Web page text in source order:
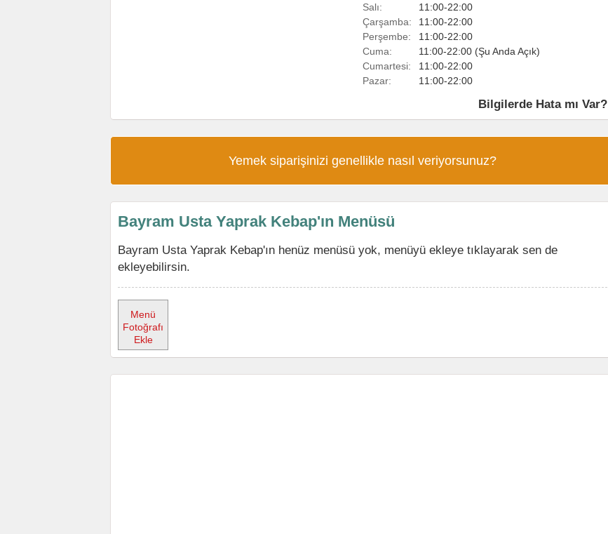
Salı:
11:00-22:00
Çarşamba:
11:00-22:00
Perşembe:
11:00-22:00
Cuma:
11:00-22:00 (Şu Anda Açık)
Cumartesi:
11:00-22:00
Pazar:
11:00-22:00
Bilgilerde Hata mı Var?
Yemek siparişinizi genellikle nasıl veriyorsunuz?
Bayram Usta Yaprak Kebap'ın Menüsü
Bayram Usta Yaprak Kebap'ın henüz menüsü yok, menüyü ekleye tıklayarak sen de
ekleyebilirsin.
Menü
Fotoğrafı
Ekle